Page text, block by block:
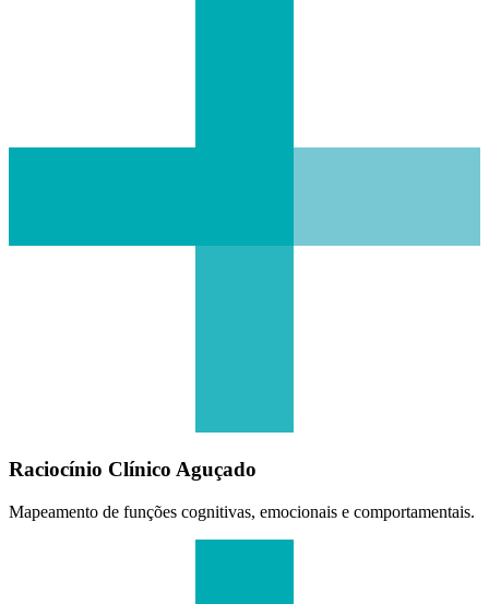
Raciocínio Clínico Aguçado
Mapeamento de funções cognitivas, emocionais e comportamentais.